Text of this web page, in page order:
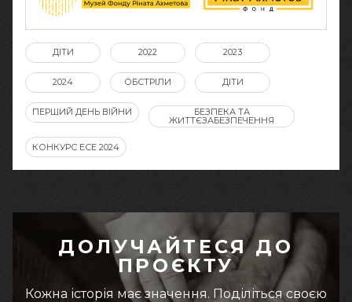
ДІТИ 2022 2023
2024 ОБСТРІЛИ ДІТИ
ПЕРШИЙ ДЕНЬ ВІЙНИ БЕЗПЕКА ТА
ЖИТТЄЗАБЕЗПЕЧЕННЯ
КОНКУРС ЕСЕ 2024
ДОЛУЧАЙТЕСЯ ДО
ПРОЄКТУ
Кожна історія має значення. Поділіться своєю